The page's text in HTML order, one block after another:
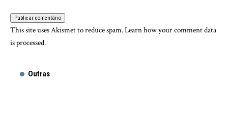
This site uses Akismet to reduce spam.Learn how your comment data
is processed.
Outras